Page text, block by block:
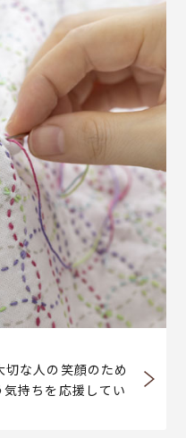
な人の笑顔のため
持ちを応援してい